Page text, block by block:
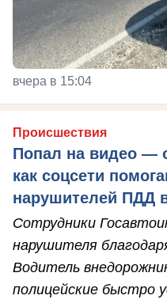
вчера в 15:04
Происшествия
Попал на видео —
как соцсети
нарушителей ПДД
Сотрудники
нарушителя
Водитель
полицейские быстро